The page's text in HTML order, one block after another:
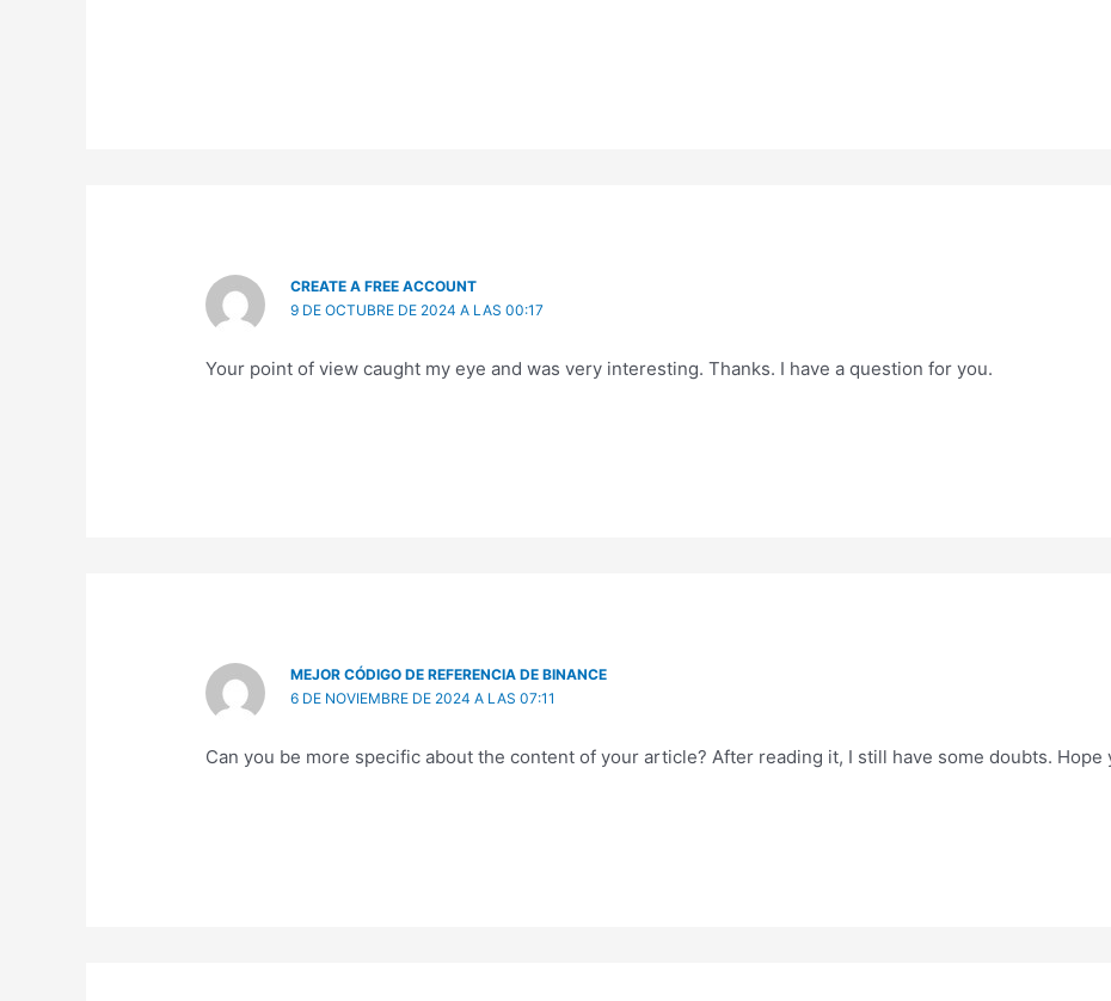
CREATE A FREE ACCOUNT
9 DE OCTUBRE DE 2024 A LAS 00:17
Your point of view caught my eye and was very interesting. Thanks. I have a question for you.
MEJOR CÓDIGO DE REFERENCIA DE BINANCE
6 DE NOVIEMBRE DE 2024 A LAS 07:11
Can you be more specific about the content of your article? After reading it, I still have some doubts. Hope